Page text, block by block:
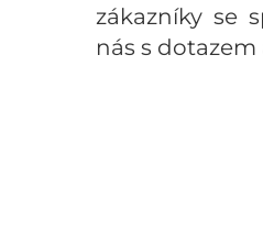
zákazníky se
nás s